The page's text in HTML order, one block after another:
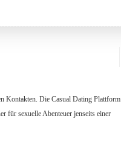
Kontakten. Die Casual Dating
für sexuelle Abenteuer jenseits einer